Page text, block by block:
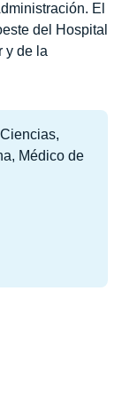
El
del Hospital
y de la
Médico de